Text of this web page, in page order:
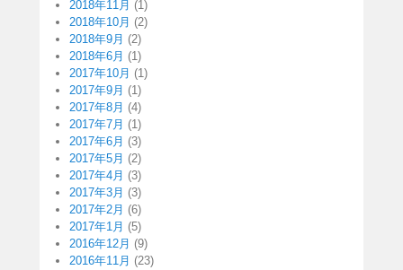
2018年11月 (1)
2018年10月 (2)
2018年9月 (2)
2018年6月 (1)
2017年10月 (1)
2017年9月 (1)
2017年8月 (4)
2017年7月 (1)
2017年6月 (3)
2017年5月 (2)
2017年4月 (3)
2017年3月 (3)
2017年2月 (6)
2017年1月 (5)
2016年12月 (9)
2016年11月 (23)